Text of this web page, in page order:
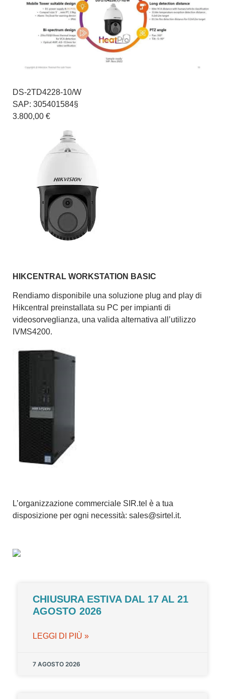
DS-2TD4228-10/W
SAP: 305401584§
3.800,00 €
HIKCENTRAL WORKSTATION BASIC
Rendiamo disponibile una soluzione plug and play di
Hikcentral preinstallata su PC per impianti di
videosorveglianza, una valida alternativa all’utilizzo
IVMS4200.
L’organizzazione commerciale SIR.tel è a tua
disposizione per ogni necessità: sales@sirtel.it.
CHIUSURA ESTIVA DAL 17 AL 21
AGOSTO 2026
LEGGI DI PIÙ »
7 AGOSTO 2026